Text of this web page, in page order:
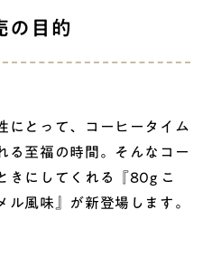
の目的
とって、コーヒータイム
る至福の時間。そんなコー
きにしてくれる『80g こ
風味』が新登場します。